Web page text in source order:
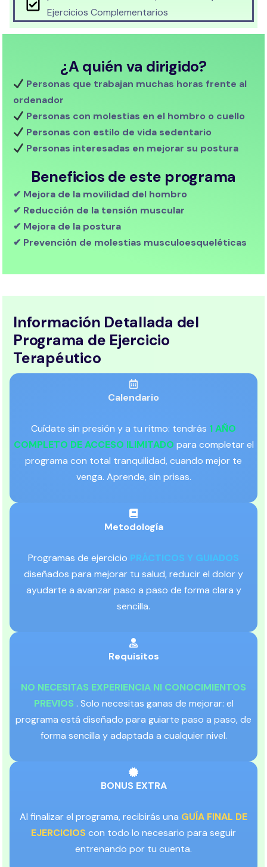
Ejercicios Complementarios
¿A quién va dirigido?
Personas que trabajan muchas horas frente al
ordenador
Personas con molestias en el hombro o cuello
Personas con estilo de vida sedentario
Personas interesadas en mejorar su postura
Beneficios de este programa
✔ Mejora de la movilidad del hombro
✔ Reducción de la tensión muscular
✔ Mejora de la postura
✔ Prevención de molestias musculoesqueléticas
Información Detallada del
Programa de Ejercicio
Terapéutico
Calendario
Cuídate sin presión y a tu ritmo: tendrás 1 AÑO
COMPLETO DE ACCESO ILIMITADO para completar el
programa con total tranquilidad, cuando mejor te
venga. Aprende, sin prisas.
Metodología
Programas de ejercicio PRÁCTICOS Y GUIADOS
diseñados para mejorar tu salud, reducir el dolor y
ayudarte a avanzar paso a paso de forma clara y
sencilla.
Requisitos
NO NECESITAS EXPERIENCIA NI CONOCIMIENTOS
PREVIOS . Solo necesitas ganas de mejorar: el
programa está diseñado para guiarte paso a paso, de
forma sencilla y adaptada a cualquier nivel.
BONUS EXTRA
Al finalizar el programa, recibirás una GUÍA FINAL DE
EJERCICIOS con todo lo necesario para seguir
entrenando por tu cuenta.